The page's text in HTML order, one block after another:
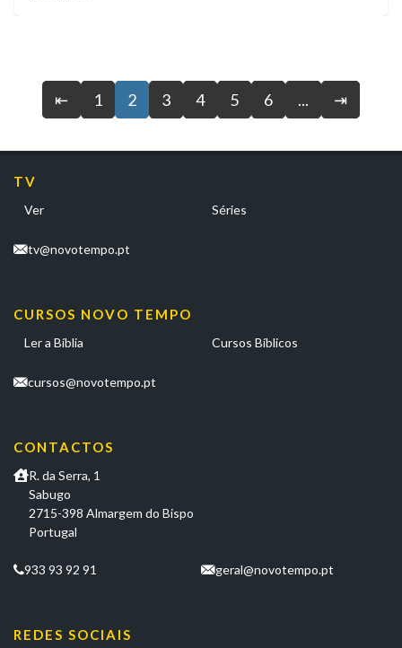
⇤ 1 2 3 4 5 6 ... ⇥
TV
Ver Séries
tv@novotempo.pt
CURSOS NOVO TEMPO
Ler a Bíblia Cursos Bíblicos
cursos@novotempo.pt
CONTACTOS
R. da Serra, 1
Sabugo
2715-398 Almargem do Bispo
Portugal
933 93 92 91 geral@novotempo.pt
REDES SOCIAIS